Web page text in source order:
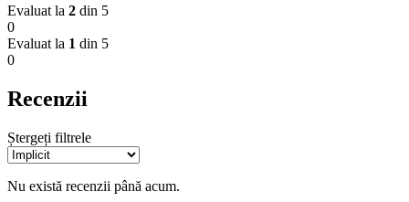
Evaluat la 2 din 5
0
Evaluat la 1 din 5
0
Recenzii
Ștergeți filtrele
Nu există recenzii până acum.